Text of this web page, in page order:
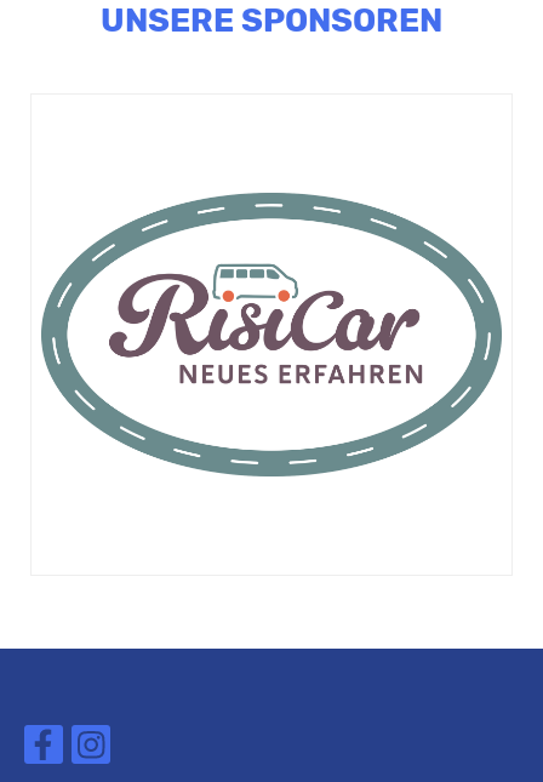
UNSERE SPONSOREN